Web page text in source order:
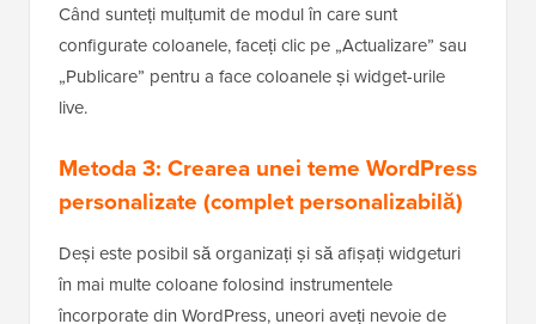
Când sunteți mulțumit de modul în care sunt
configurate coloanele, faceți clic pe „Actualizare” sau
„Publicare” pentru a face coloanele și widget-urile
live.
Metoda 3: Crearea unei teme WordPress
personalizate (complet personalizabilă)
Deși este posibil să organizați și să afișați widgeturi
în mai multe coloane folosind instrumentele
încorporate din WordPress, uneori aveți nevoie de